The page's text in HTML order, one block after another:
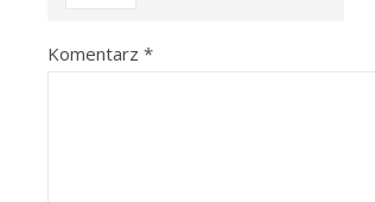
Komentarz *